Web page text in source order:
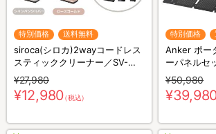
特別価格 送料無料
siroca(シロカ)2wayコードレス
スティッククリーナー／SV-
S281
¥27,980
¥12,980（税込）
特別価格
Anker ポー
ーパネルセ
ート／防災
¥50,980